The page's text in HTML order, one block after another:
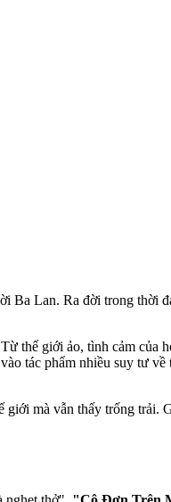
Ba Lan. Ra đời trong thời
thế giới ảo, tình cảm của
tác phẩm nhiều suy tư về
giới mà vẫn thấy trống trải.